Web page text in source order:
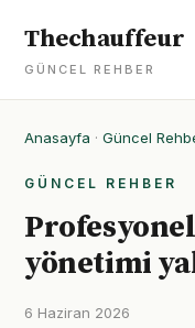
Thechauffeur
GÜNCEL REHBER
Anasayfa · Güncel
GÜNCEL REHBER
yönetimi
6 Haziran 2026